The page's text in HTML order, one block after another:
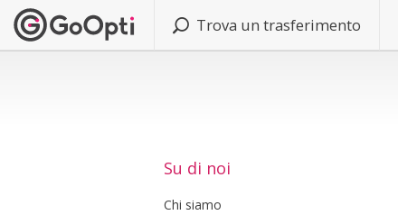
Trova un trasferimento
Su di noi
Chi siamo